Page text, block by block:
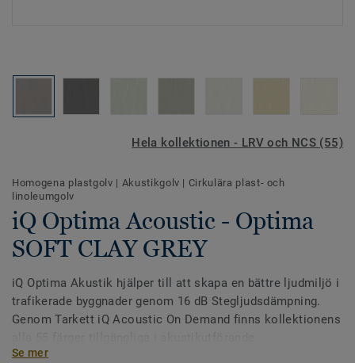
Hela kollektionen - LRV och NCS (55)
Homogena plastgolv | Akustikgolv | Cirkulära plast- och
linoleumgolv
iQ Optima Acoustic - Optima
SOFT CLAY GREY
iQ Optima Akustik hjälper till att skapa en bättre ljudmiljö i
trafikerade byggnader genom 16 dB Stegljudsdämpning.
Genom Tarkett iQ Acoustic On Demand finns kollektionens
Se mer